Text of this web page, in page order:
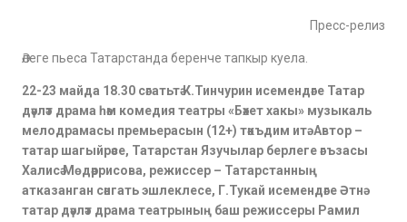
Пресс-релиз
Әлеге пьеса Татарстанда беренче тапкыр куела.
22-23 майда 18.30 сәгатьтә К.Тинчурин исемендәге Татар
дәүләт драма һәм комедия театры «Бәхет хакы» музыкаль
мелодрамасы премьерасын (12+) тәкъдим итә. Автор –
татар шагыйрәсе, Татарстан Язучылар берлеге әгъзасы
Халисә Мөдәррисова, режиссер – Татарстанның
атказанган сәнгать эшлеклесе, Г.Тукай исемендәге Әтнә
татар дәүләт драма театрының баш режиссеры Рамил